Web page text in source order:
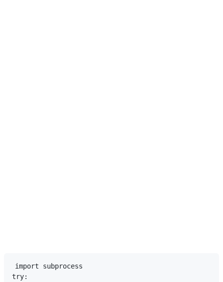
import subprocess
try: